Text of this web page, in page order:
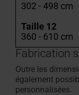
302 - 498 cm
Taille 12
360 - 610 cm
Fabrication
Outre les
également
personnalisées.